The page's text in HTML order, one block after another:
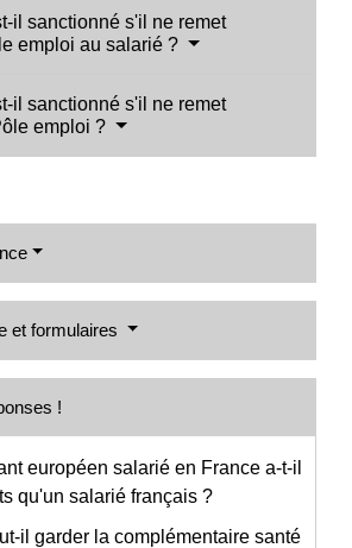
il sanctionné s'il ne remet
emploi au salarié ?
il sanctionné s'il ne remet
emploi ?
et formulaires
!
européen salarié en France a-t-il
qu'un salarié français ?
il garder la complémentaire santé